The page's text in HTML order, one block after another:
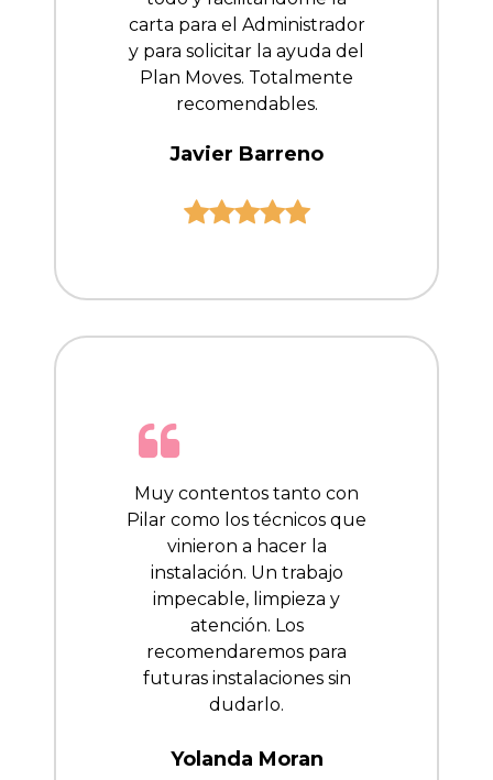
carta para el Administrador
y para solicitar la ayuda del
Plan Moves. Totalmente
recomendables.
Javier Barreno
Muy contentos tanto con
Pilar como los técnicos que
vinieron a hacer la
instalación. Un trabajo
impecable, limpieza y
atención. Los
recomendaremos para
futuras instalaciones sin
dudarlo.
Yolanda Moran